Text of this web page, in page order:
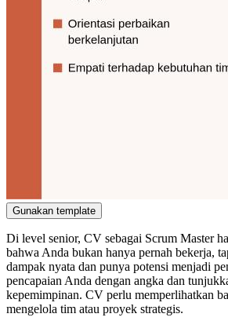
Gunakan template
Di level senior, CV sebagai Scrum Master
bahwa Anda bukan hanya pernah bekerja,
dampak nyata dan punya potensi menjadi
pencapaian Anda dengan angka dan
kepemimpinan. CV perlu memperlihatkan
mengelola tim atau proyek strategis.